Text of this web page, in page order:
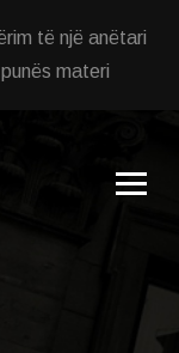
të një anëtari
materi